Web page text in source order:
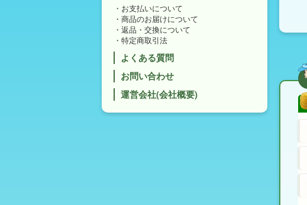
お支払いについて
商品のお届けについて
返品・交換について
特定商取引法
よくある質問
お問い合わせ
運営会社(会社概要)